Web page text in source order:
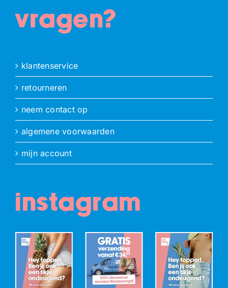
vragen?
klantenservice
retourneren
neem contact op
algemene voorwaarden
mijn account
instagram